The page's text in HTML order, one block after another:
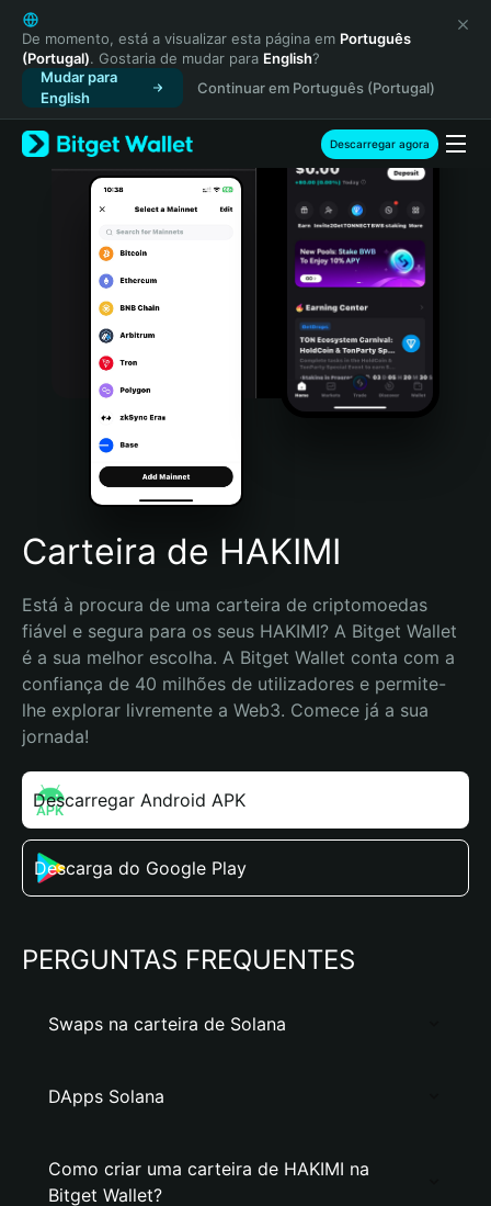
English
日本語
Tiếng Việt
Русский
Español (Latinoamérica)
Türkçe
Italiano
Português (Portugal)
Bahasa Indonesia
Português (Brasil)
Español (Argentina)
De momento, está a visualizar esta página em Português
(Portugal). Gostaria de mudar para English?
Mudar para
English
Continuar em Português (Portugal)
Descarregar agora
Carteira de HAKIMI
Está à procura de uma carteira de criptomoedas
fiável e segura para os seus HAKIMI? A Bitget Wallet
é a sua melhor escolha. A Bitget Wallet conta com a
confiança de 40 milhões de utilizadores e permite-
lhe explorar livremente a Web3. Comece já a sua
jornada!
Descarregar Android APK
Descarga do Google Play
PERGUNTAS FREQUENTES
Swaps na carteira de Solana
DApps Solana
Como criar uma carteira de HAKIMI na
Bitget Wallet?